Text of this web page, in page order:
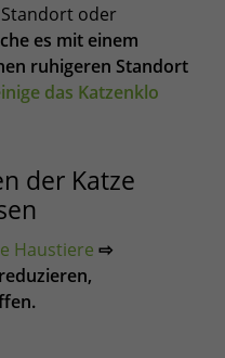
oder
es mit einem
ruhigeren Standort
das Katzenklo
der Katze
Haustiere ⇨